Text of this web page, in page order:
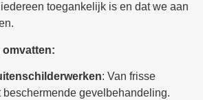
toegankelijk is en dat we aan
omvatten:
: Van frisse
beschermende gevelbehandeling.